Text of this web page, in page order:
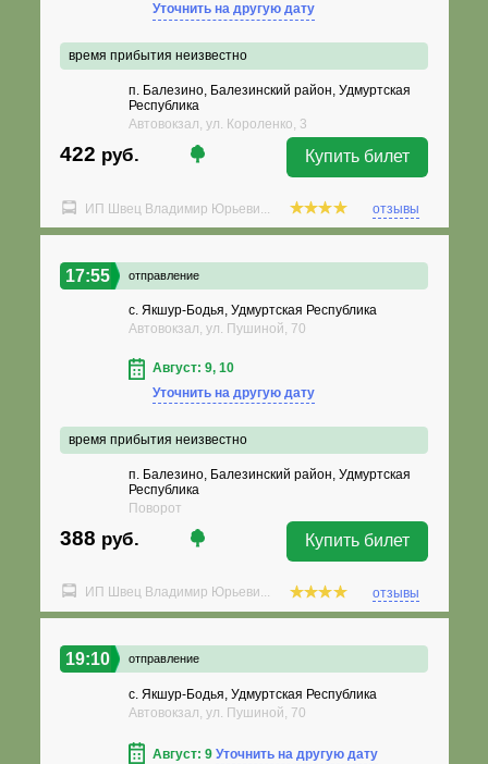
Уточнить на другую дату
время прибытия неизвестно
п. Балезино, Балезинский район, Удмуртская
Республика
Автовокзал, ул. Короленко, 3
422 руб. Купить билет
ИП Швец Владимир Юрьеви... отзывы
17:55 отправление
с. Якшур-Бодья, Удмуртская Республика
Автовокзал, ул. Пушиной, 70
Август: 9, 10
Уточнить на другую дату
время прибытия неизвестно
п. Балезино, Балезинский район, Удмуртская
Республика
Поворот
388 руб. Купить билет
ИП Швец Владимир Юрьеви... отзывы
19:10 отправление
с. Якшур-Бодья, Удмуртская Республика
Автовокзал, ул. Пушиной, 70
Август: 9 Уточнить на другую дату